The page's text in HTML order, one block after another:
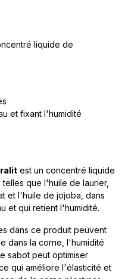
liquide de
et fixant l'humidité
est un concentré liquide
que l'huile de laurier,
et l'huile de jojoba, dans
et qui retient l'humidité.
dans ce produit peuvent
dans la corne, l'humidité
sabot peut optimiser
qui améliore l'élasticité et